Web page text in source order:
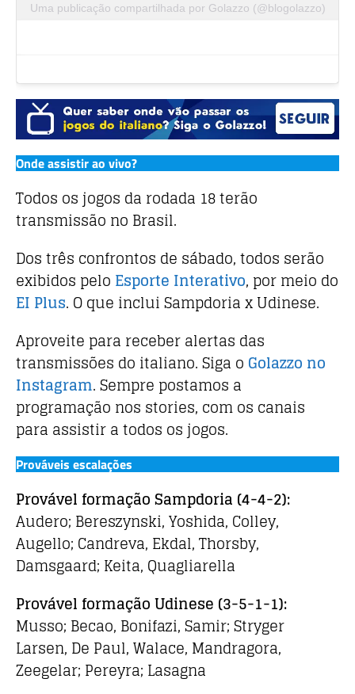
Uma publicação compartilhada por Golazzo (@blogolazzo)
Onde assistir ao vivo?
Todos os jogos da rodada 18 terão
transmissão no Brasil.
Dos três confrontos de sábado, todos serão
exibidos pelo Esporte Interativo, por meio do
EI Plus. O que inclui Sampdoria x Udinese.
Aproveite para receber alertas das
transmissões do italiano. Siga o Golazzo no
Instagram. Sempre postamos a
programação nos stories, com os canais
para assistir a todos os jogos.
Prováveis escalações
Provável formação Sampdoria (4-4-2):
Audero; Bereszynski, Yoshida, Colley,
Augello; Candreva, Ekdal, Thorsby,
Damsgaard; Keita, Quagliarella
Provável formaçãoUdinese (3-5-1-1):
Musso; Becao, Bonifazi, Samir; Stryger
Larsen, De Paul, Walace, Mandragora,
Zeegelar; Pereyra; Lasagna